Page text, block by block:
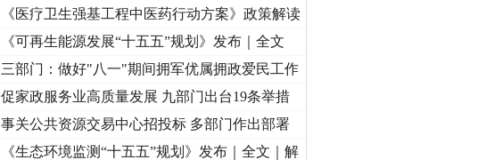
《医疗卫生强基工程中医药行动方案》政策解读
《可再生能源发展“十五五”规划》发布｜全文
三部门：做好"八一"期间拥军优属拥政爱民工作
促家政服务业高质量发展 九部门出台19条举措
事关公共资源交易中心招投标 多部门作出部署
《生态环境监测“十五五”规划》发布｜全文｜解